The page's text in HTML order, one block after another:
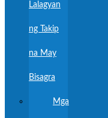
Lalagyan
ng Takip
na May
Bisagra
Mga